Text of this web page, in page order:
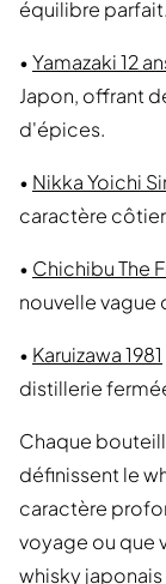
équilibre parfait.
•Yamazaki 12
Japon, offrant
d'épices.
• Nikka Yoichi
caractère
• Chichibu The
nouvelle vague
• Karuizawa 1981
distillerie
Chaque
définissent le
caractère
voyage ou que
whisky